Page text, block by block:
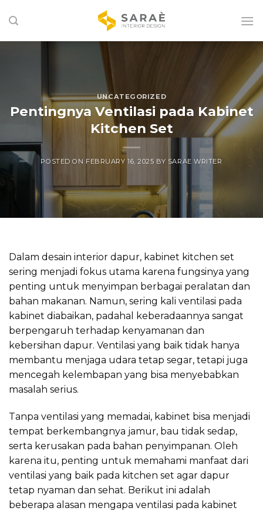
to
UNCATEGORIZED
Pentingnya Ventilasi pada Kabinet
Kitchen Set
POSTED ON FEBRUARY 16, 2025 BY SARAE WRITER
Dalam desain interior dapur, kabinet kitchen set
sering menjadi fokus utama karena fungsinya yang
penting untuk menyimpan berbagai peralatan dan
bahan makanan. Namun, sering kali ventilasi pada
kabinet diabaikan, padahal keberadaannya sangat
berpengaruh terhadap kenyamanan dan
kebersihan dapur. Ventilasi yang baik tidak hanya
membantu menjaga udara tetap segar, tetapi juga
mencegah kelembapan yang bisa menyebabkan
masalah serius.
Tanpa ventilasi yang memadai, kabinet bisa menjadi
tempat berkembangnya jamur, bau tidak sedap,
serta kerusakan pada bahan penyimpanan. Oleh
karena itu, penting untuk memahami manfaat dari
ventilasi yang baik pada kitchen set agar dapur
tetap nyaman dan sehat. Berikut ini adalah
beberapa alasan mengapa ventilasi pada kabinet